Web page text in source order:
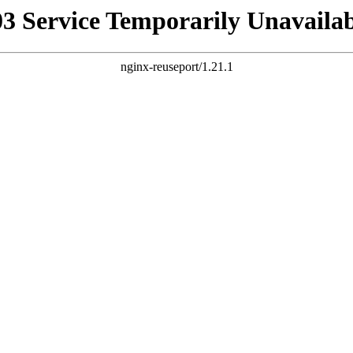
Service Temporarily
nginx-reuseport/1.21.1